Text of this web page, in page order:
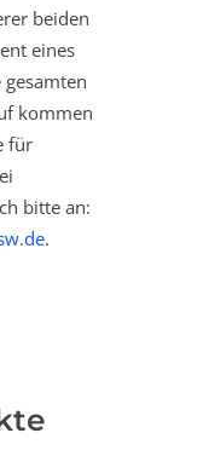
beiden
eines
gesamten
kommen
für
bitte an:
.